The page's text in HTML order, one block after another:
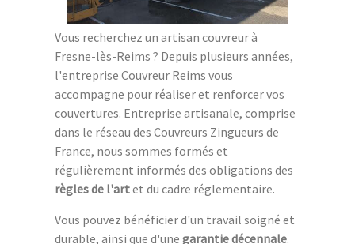
Vous recherchez un artisan couvreur à
Fresne-lès-Reims ? Depuis plusieurs années,
l'entreprise Couvreur Reims vous
accompagne pour réaliser et renforcer vos
couvertures. Entreprise artisanale, comprise
dans le réseau des Couvreurs Zingueurs de
France, nous sommes formés et
régulièrement informés des obligations des
règles de l'artet du cadre réglementaire.
Vous pouvez bénéficier d'un travail soigné et
durable, ainsi que d'une garantie décennale.